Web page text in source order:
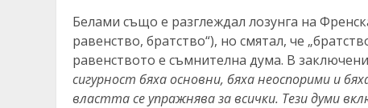
Белами също е разглеждал лозунга на
равенство, братство“), но смятал, че
равенството е съмнителна дума. В
сигурност бяха основни, бяха неоспорими и
властта се упражнява за всички. Тези думи